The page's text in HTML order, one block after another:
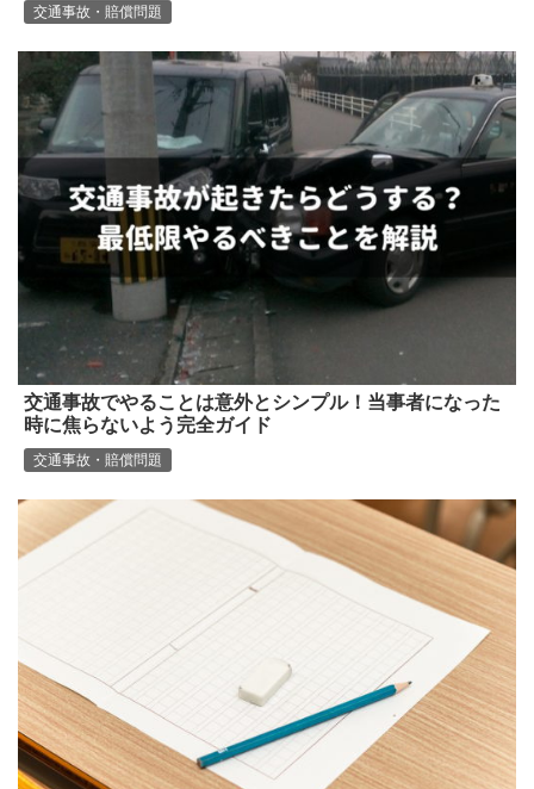
交通事故・賠償問題
交通事故でやることは意外とシンプル！当事者になった
時に焦らないよう完全ガイド
交通事故・賠償問題